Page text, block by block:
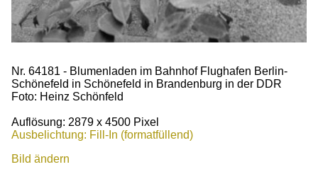
Nr. 64181 - Blumenladen im Bahnhof Flughafen Berlin-
Schönefeld in Schönefeld in Brandenburg in der DDR
Foto: Heinz Schönfeld
Auflösung: 2879 x 4500 Pixel
Ausbelichtung: Fill-In (formatfüllend)
Bild ändern